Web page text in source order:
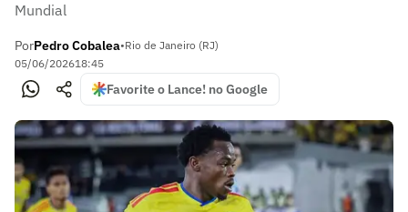
Mundial
PorPedro Cobalea•Rio de Janeiro (RJ)
05/06/202618:45
Favorite o Lance! no Google